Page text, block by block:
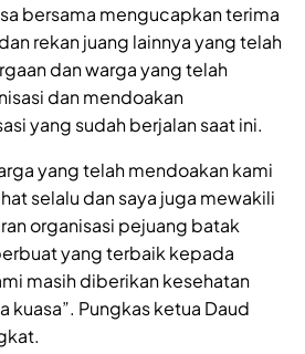
bersama mengucapkan terima
rekan juang lainnya yang telah
dan warga yang telah
dan mendoakan
yang sudah berjalan saat ini.
yang telah mendoakan kami
selalu dan saya juga mewakili
organisasi pejuang batak
yang terbaik kepada
masih diberikan kesehatan
kuasa”. Pungkas ketua Daud